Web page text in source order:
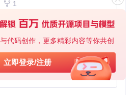
代码创作，更多精彩内容等你共创
立即登录/注册
理数据。
以作为一个轻量级的脚本引擎，用
你可以在一个 C++ 应用中嵌入 Qui
行 JavaScript 脚本来定制应用行
1
基于Python的Xiaozhi AI，适用于想要完整Xiaozhi体验而无需拥有专用硬件的用户。
1